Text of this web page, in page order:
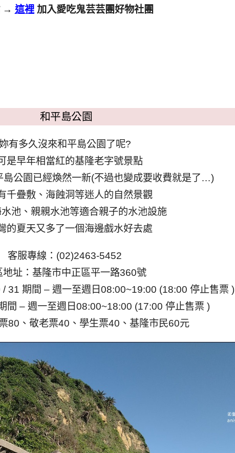
→ 這裡加入愛吃鬼芸芸團好物社團
和平島公園
有多久沒來和平島公園了呢?
是早年相當紅的基隆老字號景點
島公園已經煥然一新(不過也變成要收費就是了…)
千疊敷、海蝕洞等迷人的自然景觀
池、親親水池等適合親子的水池設施
的夏天又多了一個海邊戲水好去處
​客服專線：(02)2463-5452
地址：基隆市中正區平一路360號
31 期間 – 週一至週日08:00~19:00 (18:00 停止售票 )
間 – 週一至週日08:00~18:00 (17:00 停止售票 )
80、敬老票40、學生票40、基隆市民60元